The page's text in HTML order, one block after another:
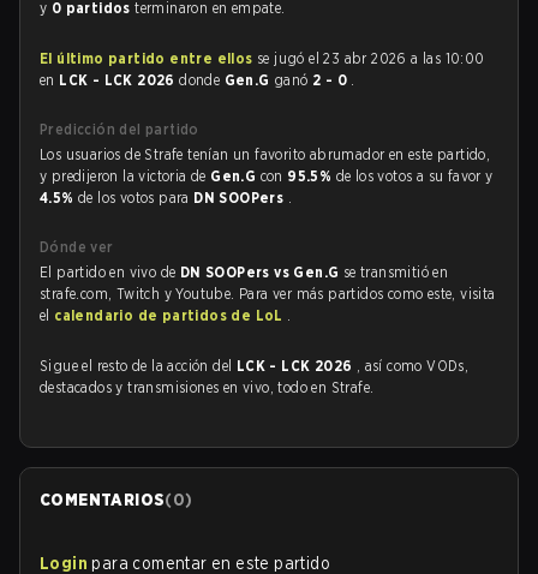
y 0 partidosterminaron en empate.
El último partido entre ellos se jugó el 23 abr 2026 a las 10:00
en LCK - LCK 2026donde Gen.G ganó 2 - 0 .
Predicción del partido
Los usuarios de Strafe tenían un favorito abrumador en este partido,
y predijeron la victoria de Gen.G con 95.5% de los votos a su favor y
4.5% de los votos para DN SOOPers .
Dónde ver
El partido en vivo de DN SOOPers vs Gen.G se transmitió en
strafe.com, Twitch y Youtube. Para ver más partidos como este, visita
el calendario de partidos de LoL .
Sigue el resto de la acción del LCK - LCK 2026 , así como VODs,
destacados y transmisiones en vivo, todo en Strafe.
COMENTARIOS(0)
Login para comentar en este partido